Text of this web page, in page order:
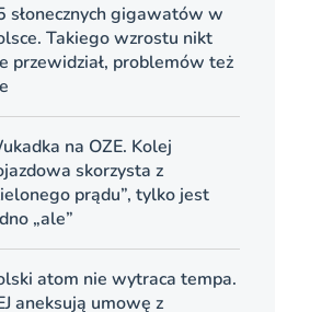
słonecznych gigawatów w
Takiego wzrostu nikt
przewidział, problemów też
na OZE. Kolej
skorzysta z
prądu”, tylko jest
„ale”
atom nie wytraca tempa.
aneksują umowę z